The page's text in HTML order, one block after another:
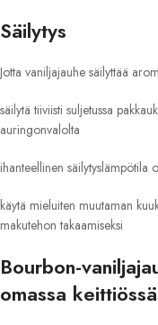
Säilytys
Jotta vaniljajauhe säilyttää
säilytä tiiviisti suljetussa
auringonvalolta
ihanteellinen säilytyslämpötila
käytä mieluiten muutaman
makutehon takaamiseksi
Bourbon-
omassa